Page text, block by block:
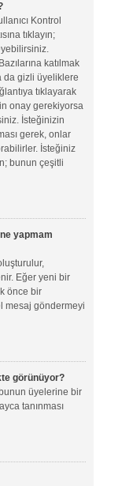
Kontrol
tıklayın;
katılmak
da gizli üyeliklere
tıklayarak
onay gerekiyorsa
İsteğinizin
gerek, onlar
İsteğiniz
bunun çeşitli
yapmam
Eğer yeni bir
önce bir
mesaj göndermeyi
görünüyor?
üyelerine bir
tanınması